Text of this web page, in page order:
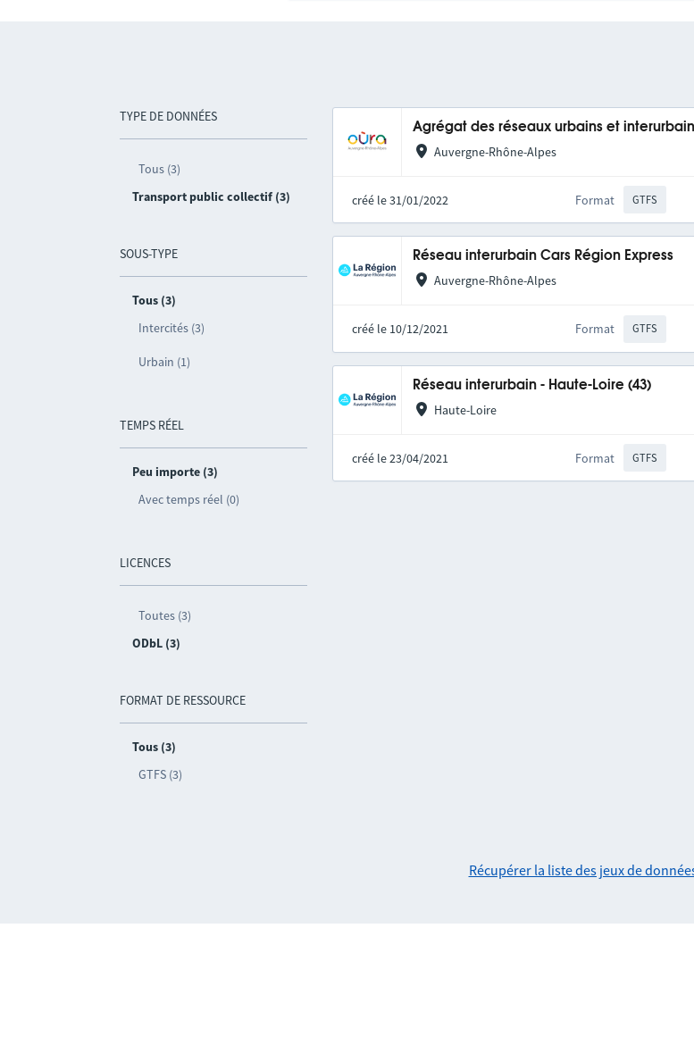
TYPE DE DONNÉES
Tous (3)
Transport public collectif (3)
SOUS-TYPE
Tous (3)
Intercités (3)
Urbain (1)
TEMPS RÉEL
Peu importe (3)
Avec temps réel (0)
LICENCES
Toutes (3)
ODbL (3)
FORMAT DE RESSOURCE
Tous (3)
GTFS (3)
Agrégat des réseaux urbains et
Auvergne-Rhône-Alpes
créé le 31/01/2022 Format GTFS
Réseau interurbain Cars Région Express
Auvergne-Rhône-Alpes
créé le 10/12/2021 Format GTFS
Réseau interurbain - Haute-Loire (43)
Haute-Loire
créé le 23/04/2021 Format GTFS
Récupérer la liste des jeux de